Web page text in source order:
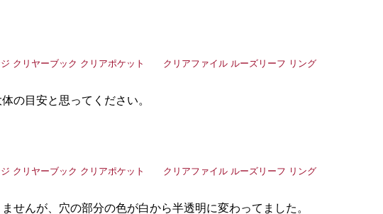
の目安と思ってください。
せんが、穴の部分の色が白から半透明に変わってました。